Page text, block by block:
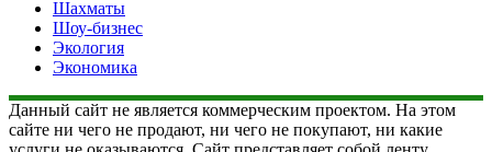
Шахматы
Шоу-бизнес
Экология
Экономика
Данный сайт не является коммерческим проектом. На этом
сайте ни чего не продают, ни чего не покупают, ни какие